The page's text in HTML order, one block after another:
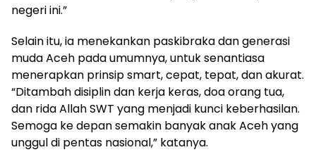
negeri ini.”
Selain itu, ia menekankan paskibraka dan generasi
muda Aceh pada umumnya, untuk senantiasa
menerapkan prinsip smart, cepat, tepat, dan akurat.
“Ditambah disiplin dan kerja keras, doa orang tua,
dan rida Allah SWT yang menjadi kunci keberhasilan.
Semoga ke depan semakin banyak anak Aceh yang
unggul di pentas nasional,” katanya.